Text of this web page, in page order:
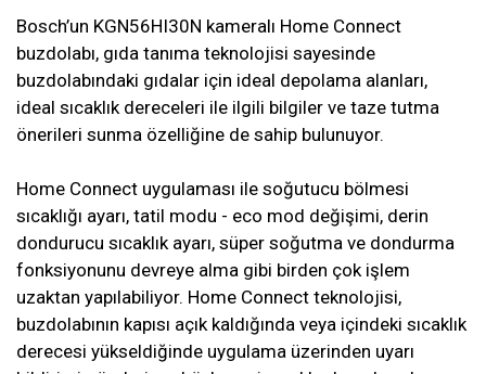
Bosch’un KGN56HI30N kameralı Home Connect
buzdolabı, gıda tanıma teknolojisi sayesinde
buzdolabındaki gıdalar için ideal depolama alanları,
ideal sıcaklık dereceleri ile ilgili bilgiler ve taze tutma
önerileri sunma özelliğine de sahip bulunuyor.
Home Connect uygulaması ile soğutucu bölmesi
sıcaklığı ayarı, tatil modu - eco mod değişimi, derin
dondurucu sıcaklık ayarı, süper soğutma ve dondurma
fonksiyonunu devreye alma gibi birden çok işlem
uzaktan yapılabiliyor. Home Connect teknolojisi,
buzdolabının kapısı açık kaldığında veya içindeki sıcaklık
derecesi yükseldiğinde uygulama üzerinden uyarı